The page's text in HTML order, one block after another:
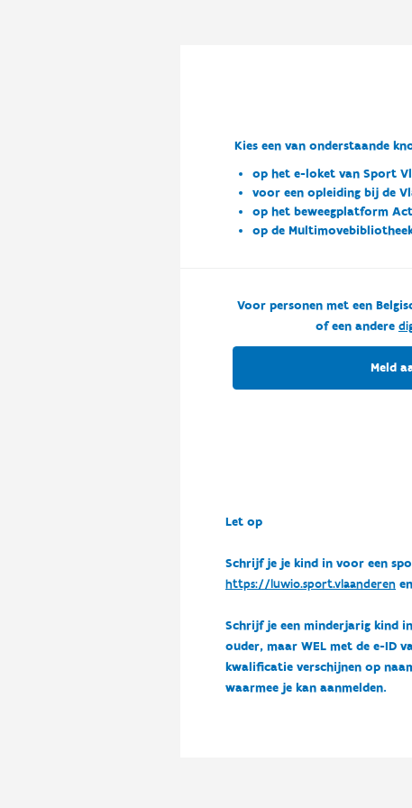
Kies een van onderstaande
op het e-loket van Sport
voor een opleiding bij de
op het beweegplatform
op de
Voor personen met een
of een andere
Meld
Let op
Schrijf je je kind in voor een
https://luwio.sport.vlaanderen
Schrijf je een minderjarig kind
ouder, maar WEL met de e-ID
kwalificatie verschijnen op
waarmee je kan aanmelden.